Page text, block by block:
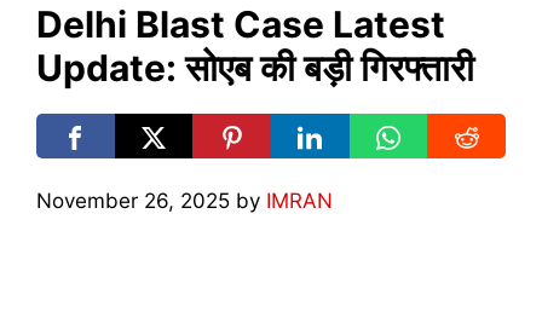
Delhi Blast Case Latest
Update: सोएब की बड़ी गिरफ्तारी
November 26, 2025 by IMRAN